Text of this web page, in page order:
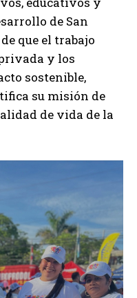
de San
que el trabajo
y los
sostenible,
su misión de
de vida de la